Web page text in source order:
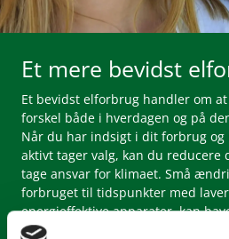
Et mere bevidst
Et bevidst elforbrug handler om
forskel både i hverdagen og på
Når du har indsigt i dit forbrug og
aktivt tager valg, kan du
tage ansvar for klimaet. Små
forbruget til tidspunkter med
energieffektive apparater, kan
økonomisk og for miljøet.